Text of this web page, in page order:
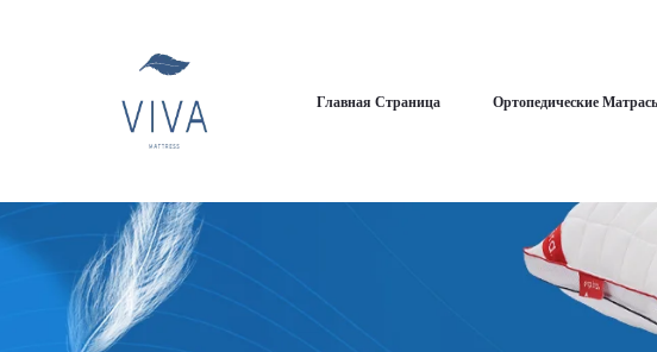
Главная Страница Ортопедические